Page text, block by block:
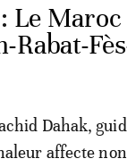
Le
Rabat-
Dahak,
affecte